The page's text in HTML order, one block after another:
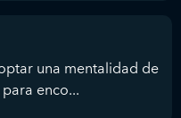
una mentalidad de
enco...